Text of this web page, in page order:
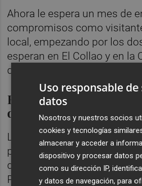
Ahora le espera un mes de
compromisos como
local, empezando por los
esperan en El Collao y en la
del Villarreal.
El equipo menos
domicilio
Los albinegros llegan a esta
partidos con los mejores
defensivos a domicilio de
Primera RFEF, con solo siete
Uso responsable de
datos
Nosotros y nuestros socios
cookies y tecnologías
almacenar y acceder a
dispositivo y procesar datos
como su dirección IP,
y datos de navegación, para